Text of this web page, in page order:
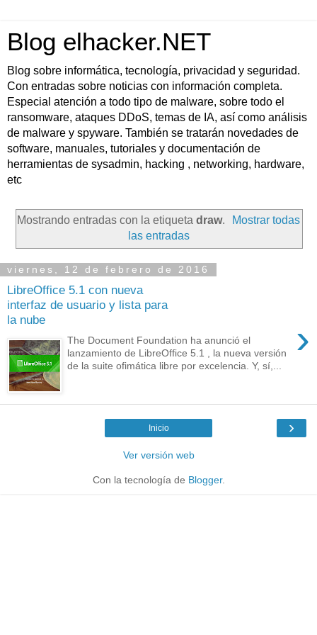
Blog elhacker.NET
Blog sobre informática, tecnología, privacidad y seguridad.
Con entradas sobre noticias con información completa.
Especial atención a todo tipo de malware, sobre todo el
ransomware, ataques DDoS, temas de IA, así como análisis
de malware y spyware. También se tratarán novedades de
software, manuales, tutoriales y documentación de
herramientas de sysadmin, hacking , networking, hardware,
etc
Mostrando entradas con la etiqueta draw.
Mostrar todas
las entradas
viernes, 12 de febrero de 2016
LibreOffice 5.1 con nueva
interfaz de usuario y lista para
la nube
›
The Document Foundation ha anunció el
lanzamiento de LibreOffice 5.1 , la nueva versión
de la suite ofimática libre por excelencia. Y, sí,...
›
Inicio
Ver versión web
Con la tecnología de Blogger.